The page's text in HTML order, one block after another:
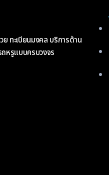
ทะเบียนมงคล บริการด้าน
หรูแบบครบวงจร